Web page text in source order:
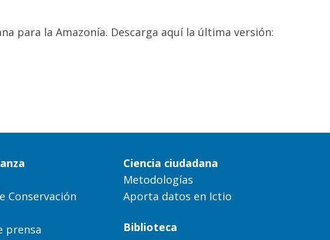
para la Amazonía. Descarga aquí la última versión:
Conservación
prensa
Ciencia ciudadana
Metodologías
Aporta datos en Ictio
Biblioteca